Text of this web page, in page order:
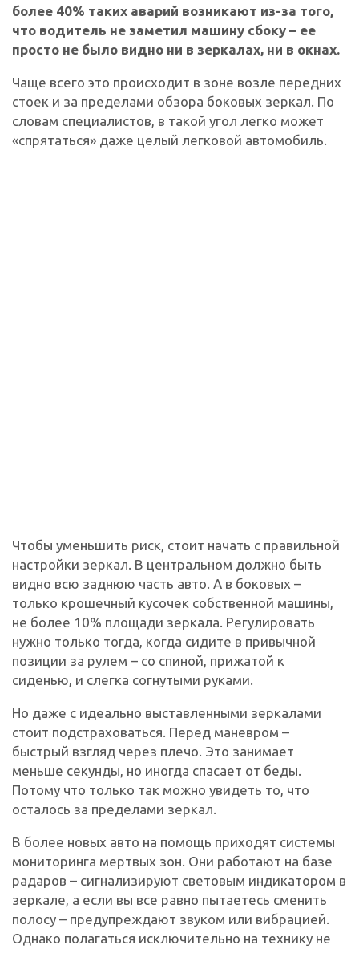
более 40% таких аварий возникают из-за того,
что водитель не заметил машину сбоку – ее
просто не было видно ни в зеркалах, ни в окнах.
Чаще всего это происходит в зоне возле передних
стоек и за пределами обзора боковых зеркал. По
словам специалистов, в такой угол легко может
«спрятаться» даже целый легковой автомобиль.
Чтобы уменьшить риск, стоит начать с правильной
настройки зеркал. В центральном должно быть
видно всю заднюю часть авто. А в боковых –
только крошечный кусочек собственной машины,
не более 10% площади зеркала. Регулировать
нужно только тогда, когда сидите в привычной
позиции за рулем – со спиной, прижатой к
сиденью, и слегка согнутыми руками.
Но даже с идеально выставленными зеркалами
стоит подстраховаться. Перед маневром –
быстрый взгляд через плечо. Это занимает
меньше секунды, но иногда спасает от беды.
Потому что только так можно увидеть то, что
осталось за пределами зеркал.
В более новых авто на помощь приходят системы
мониторинга мертвых зон. Они работают на базе
радаров – сигнализируют световым индикатором в
зеркале, а если вы все равно пытаетесь сменить
полосу – предупреждают звуком или вибрацией.
Однако полагаться исключительно на технику не